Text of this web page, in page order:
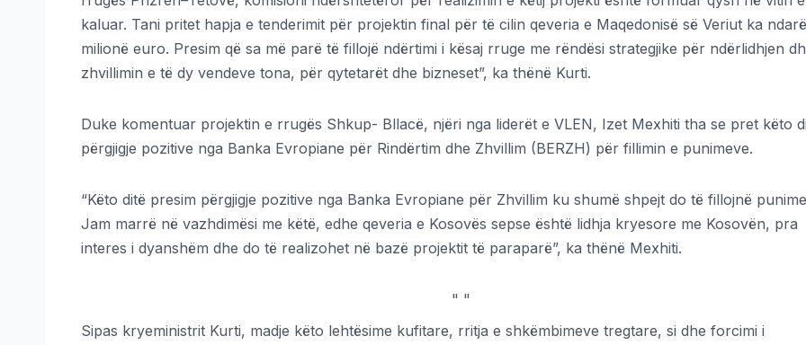
kaluar. Tani pritet hapja e tenderimit për projektin final për të cilin qeveria e Maqedonisë së Veriut ka
milionë euro. Presim që sa më parë të fillojë ndërtimi i kësaj rruge me rëndësi strategjike për ndërlidhjen
zhvillimin e të dy vendeve tona, për qytetarët dhe bizneset”, ka thënë Kurti.
Duke komentuar projektin e rrugës Shkup- Bllacë, njëri nga liderët e VLEN, Izet Mexhiti tha se pret këto
përgjigje pozitive nga Banka Evropiane për Rindërtim dhe Zhvillim (BERZH) për fillimin e punimeve.
“Këto ditë presim përgjigje pozitive nga Banka Evropiane për Zhvillim ku shumë shpejt do të fillojnë
Jam marrë në vazhdimësi me këtë, edhe qeveria e Kosovës sepse është lidhja kryesore me Kosovën, pra
interes i dyanshëm dhe do të realizohet në bazë projektit të paraparë”, ka thënë Mexhiti.
" "
Sipas kryeministrit Kurti, madje këto lehtësime kufitare, rritja e shkëmbimeve tregtare, si dhe forcimi i